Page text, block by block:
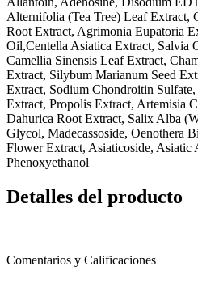
Alternifolia (Tea Tree) Leaf Extract,
Root Extract, Agrimonia Eupatoria
Oil,Centella Asiatica Extract, Salvia
Camellia Sinensis Leaf Extract,
Extract, Silybum Marianum Seed
Extract, Sodium Chondroitin Sulfate,
Extract, Propolis Extract, Artemisia
Dahurica Root Extract, Salix Alba
Glycol, Madecassoside, Oenothera
Flower Extract, Asiaticoside, Asiatic
Phenoxyethanol
Detalles del producto
Comentarios y Calificaciones